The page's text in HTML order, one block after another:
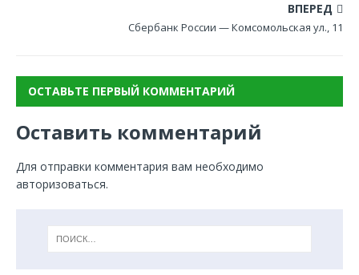
ВПЕРЕД
Сбербанк России — Комсомольская ул., 11
ОСТАВЬТЕ ПЕРВЫЙ КОММЕНТАРИЙ
Оставить комментарий
Для отправки комментария вам необходимо
авторизоваться.